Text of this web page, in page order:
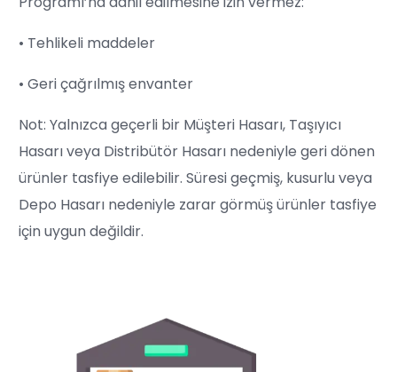
• Tehlikeli maddeler
• Geri çağrılmış envanter
Not: Yalnızca geçerli bir Müşteri Hasarı, Taşıyıcı
Hasarı veya Distribütör Hasarı nedeniyle geri dönen
ürünler tasfiye edilebilir. Süresi geçmiş, kusurlu veya
Depo Hasarı nedeniyle zarar görmüş ürünler tasfiye
için uygun değildir.